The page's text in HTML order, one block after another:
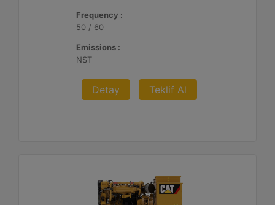
Frequency :
50 / 60
Emissions :
NST
Detay Teklif Al